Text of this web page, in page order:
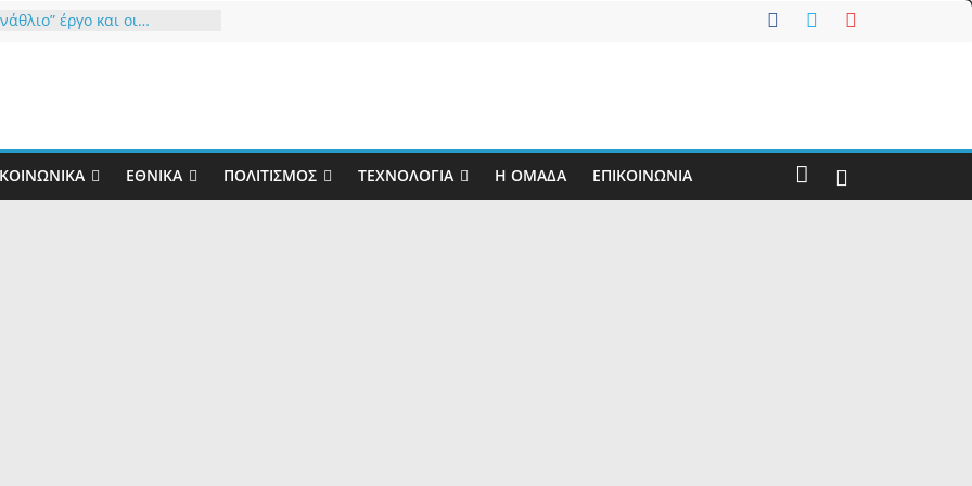
έργο και οι…
το δώρο έστω για 34
ΚΟΙΝΩΝΙΚΆ ΕΘΝΙΚΆ ΠΟΛΙΤΙΣΜΌΣ ΤΕΧΝΟΛΟΓΊΑ Η ΟΜΑΔΑ ΕΠΙΚΟΙΝΩΝΊΑ